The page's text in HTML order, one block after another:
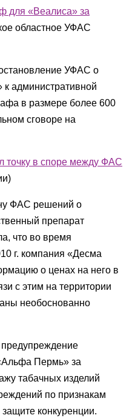
для «Веалиса» за
областное УФАС
УФАС о
административной
в размере более 600
сговоре на
точку в споре между ФАС
)
ФАС решений о
препарат
что во время
г. компания «Десма
о ценах на него в
с этим на территории
необоснованно
предупреждение
Пермь» за
табачных изделий
по признакам
конкуренции.